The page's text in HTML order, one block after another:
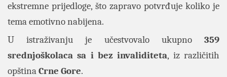
ekstremne prijedloge, što zapravo potvrđuje koliko je
tema emotivno nabijena.
U istraživanju je učestvovalo ukupno 359
srednjoškolaca sa i bez invaliditeta, iz različitih
opštinaCrne Gore.